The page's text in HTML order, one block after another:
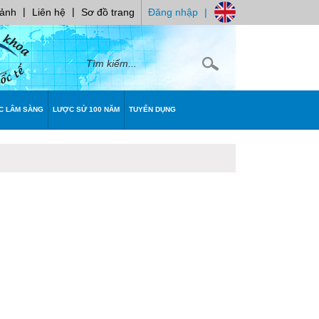
| Liên hệ | Sơ đồ trang Đăng nhập |
LÂM SÀNG LƯỢC SỬ 100 NĂM TUYỂN DỤNG